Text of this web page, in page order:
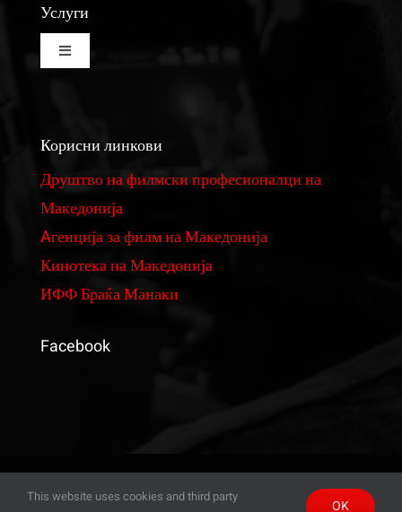
Услуги
Toggle
Navigation
Изнајмување на студио за монтажа и колор
Реквизити
Филмови
Корисни линкови
Друштво на филмски професионалци на
Македонија
Aгенција за филм на Македонија
Кинотека на Македонија
ИФФ Браќа Манаки
Facebook
Albart| All
This website uses cookies and third party
OK